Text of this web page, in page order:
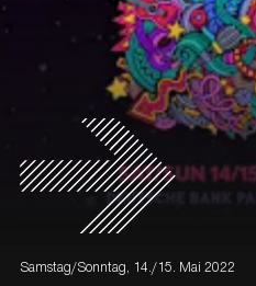
Samstag/Sonntag, 14./15. Mai 2022